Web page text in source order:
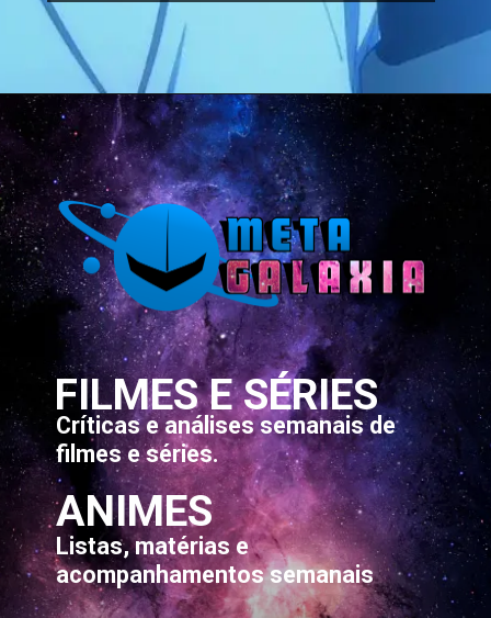
Opening https://metagalaxia.com.br/anime-e-manga/quando-e-onde-assistir-ao-episodio-4-de-bye-bye-earth/
FILMES E SÉRIES
Críticas e análises semanais de
filmes e séries.
ANIMES
Listas, matérias e
acompanhamentos semanais